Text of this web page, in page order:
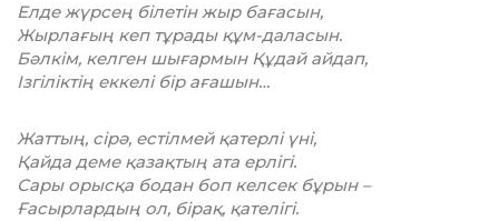
Елде жүрсең білетін жыр бағасын,
Жырлағың кеп тұрады құм-даласын.
Бәлкім, келген шығармын Құдай айдап,
Ізгіліктің еккелі бір ағашын…
Жаттың, сірә, естілмей қатерлі үні,
Қайда деме қазақтың ата ерлігі.
Сары орысқа бодан боп келсек бұрын –
Ғасырлардың ол, бірақ, қателігі.